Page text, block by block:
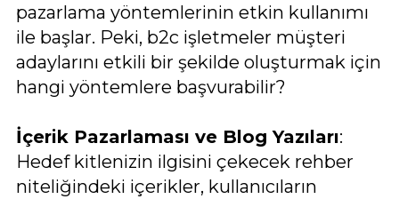
pazarlama yöntemlerinin etkin kullanımı
ile başlar. Peki, b2c işletmeler müşteri
adaylarını etkili bir şekilde oluşturmak için
hangi yöntemlere başvurabilir?
İçerik Pazarlaması ve Blog Yazıları:
Hedef kitlenizin ilgisini çekecek rehber
niteliğindeki içerikler, kullanıcıların